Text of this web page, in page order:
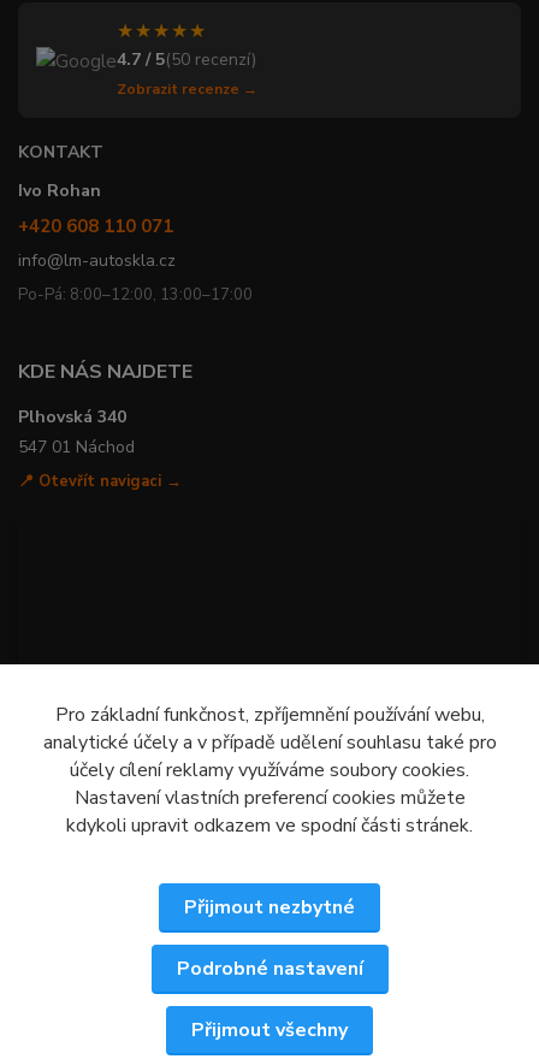
★★★★★
4.7 / 5(50 recenzí)
Zobrazit recenze →
KONTAKT
Ivo Rohan
+420 608 110 071
info@lm-autoskla.cz
Po-Pá: 8:00–12:00, 13:00–17:00
KDE NÁS NAJDETE
Plhovská 340
547 01 Náchod
📍 Otevřít navigaci →
Upravit sběr cookies.
Pro základní funkčnost, zpříjemnění používání webu,
analytické účely a v případě udělení souhlasu také pro
účely cílení reklamy využíváme soubory cookies.
Nastavení vlastních preferencí cookies můžete
kdykoli upravit odkazem ve spodní části stránek.
Přijmout nezbytné
Podrobné nastavení
Přijmout všechny